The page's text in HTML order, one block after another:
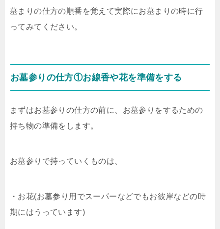
墓まりの仕方の順番を覚えて実際にお墓まりの時に行
ってみてください。
お墓参りの仕方①お線香や花を準備をする
まずはお墓参りの仕方の前に、お墓参りをするための
持ち物の準備をします。
お墓参りで持っていくものは、
・お花(お墓参り用でスーパーなどでもお彼岸などの時
期にはうっています)